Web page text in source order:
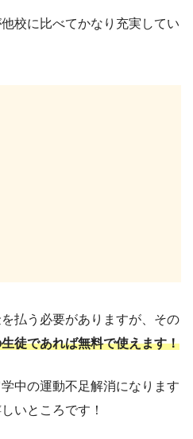
校に比べてかなり充実してい
払う必要がありますが、その
徒であれば無料で使えます！
中の運動不足解消になります
いところです！